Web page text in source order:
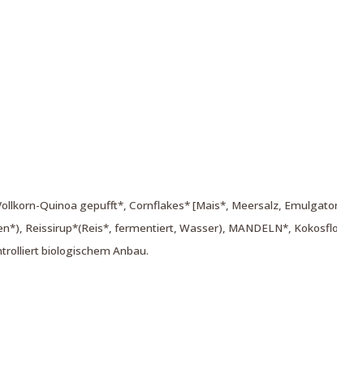
Quinoa gepufft*, Cornflakes* [Mais*, Meersalz,
Reissirup*(Reis*, fermentiert, Wasser), MANDELN*,
biologischem Anbau.